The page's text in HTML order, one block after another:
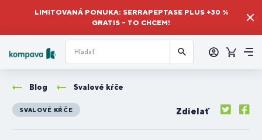
LIMITOVANÁ PONUKA: SERRAPEPTASE PLUS +30 %
GRATIS – TO CHCEM!
sa
Košík
Blog Svalové kŕče
SVALOVÉ KŔČE Zdielať